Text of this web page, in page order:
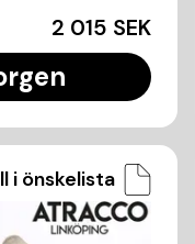
2 015 SEK
i önskelista